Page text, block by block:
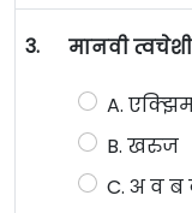
3. मानवी
A.
B. खरुज
C. अ व ब